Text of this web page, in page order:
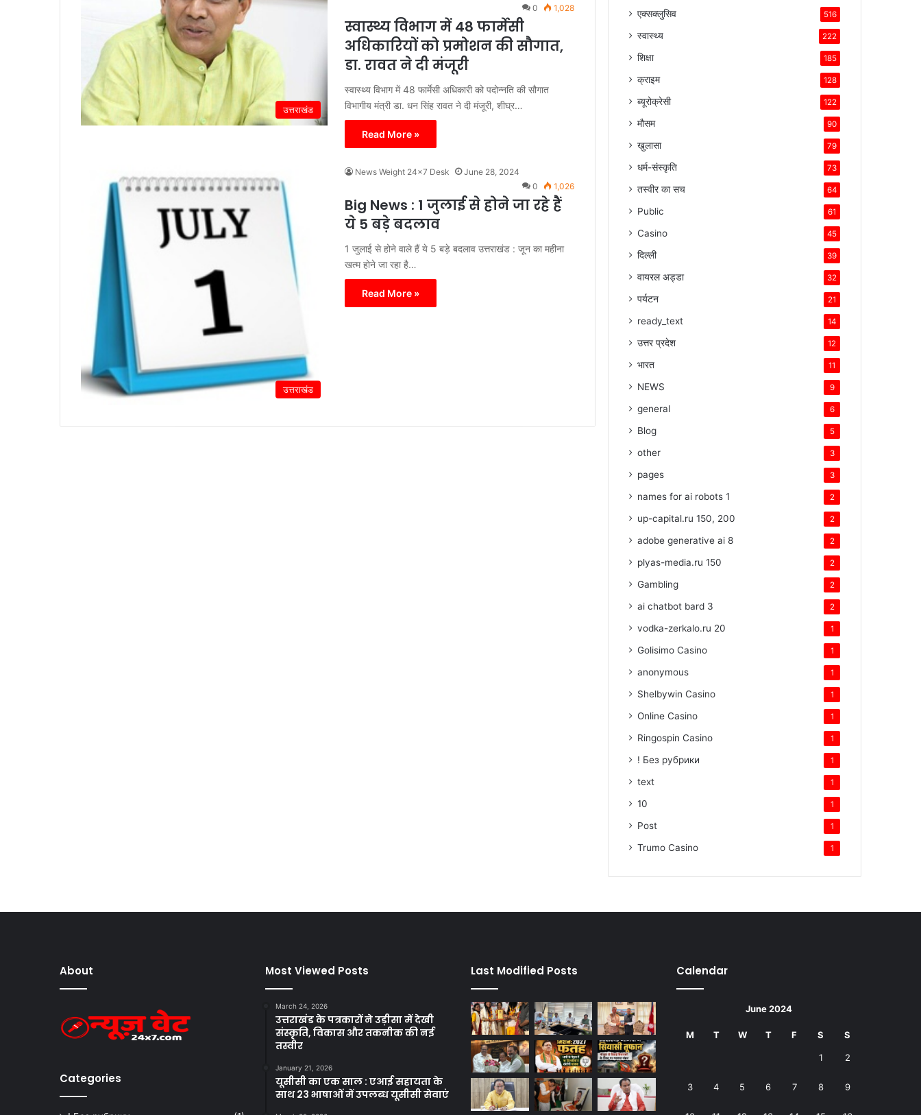
उत्तराखंड
0
1,028
स्वास्थ्य विभाग में 48 फार्मेसी
अधिकारियों को प्रमोशन की सौगात,
डा. रावत ने दी मंजूरी
स्वास्थ्य विभाग में 48 फार्मेसी अधिकारी को पदोन्नति की सौगात
विभागीय मंत्री डा. धन सिंह रावत ने दी मंजूरी, शीघ्र…
Read More »
उत्तराखंड
News Weight 24x7 Desk
June 28, 2024
0
1,026
Big News : 1 जुलाई से होने जा रहे हैं
ये 5 बड़े बदलाव
1 जुलाई से होने वाले हैं ये 5 बड़े बदलाव उत्तराखंड : जून का महीना
खत्म होने जा रहा है…
Read More »
एक्सक्लुसिव 516
स्वास्थ्य 222
शिक्षा 185
क्राइम 128
ब्यूरोक्रेसी 122
मौसम 90
खुलासा 79
धर्म-संस्कृति 73
तस्वीर का सच 64
Public 61
Casino 45
दिल्ली 39
वायरल अड्डा 32
पर्यटन 21
ready_text 14
उत्तर प्रदेश 12
भारत 11
NEWS 9
general 6
Blog 5
other 3
pages 3
names for ai robots 1 2
up-capital.ru 150, 200 2
adobe generative ai 8 2
plyas-media.ru 150 2
Gambling 2
ai chatbot bard 3 2
vodka-zerkalo.ru 20 1
Golisimo Casino 1
anonymous 1
Shelbywin Casino 1
Online Casino 1
Ringospin Casino 1
! Без рубрики 1
text 1
10 1
Post 1
Trumo Casino 1
About
Categories
Most Viewed Posts
March 24, 2026
उत्तराखंड के पत्रकारों ने उड़ीसा में देखी
संस्कृति, विकास और तकनीक की नई
तस्वीर
January 21, 2026
यूसीसी का एक साल : एआई सहायता के
साथ 23 भाषाओं में उपलब्ध यूसीसी सेवाएं
Last Modified Posts Calendar
June 2024
M T W T F S S
1 2
3 4 5 6 7 8 9